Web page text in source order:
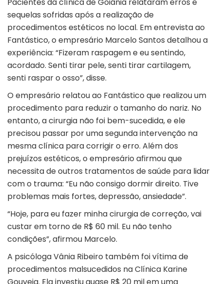
Pacientes da clínica deGoiânia relataram erros e
sequelas sofridas após a realização de
procedimentos estéticos no local. Em entrevista ao
Fantástico, o empresário Marcelo Santos detalhou a
experiência: “Fizeram raspagem e eu sentindo,
acordado. Senti tirar pele, senti tirar cartilagem,
senti raspar o osso”, disse.
O empresário relatou ao Fantástico que realizou um
procedimento para reduzir o tamanho do nariz. No
entanto, a cirurgia não foi bem-sucedida, e ele
precisou passar por uma segunda intervenção na
mesma clínica para corrigir o erro. Além dos
prejuízos estéticos, o empresário afirmou que
necessita de outros tratamentos de saúde para lidar
com o trauma: “Eu não consigo dormir direito. Tive
problemas mais fortes, depressão, ansiedade”.
“Hoje, para eu fazer minha cirurgia de correção, vai
custar em torno de R$ 60 mil. Eu não tenho
condições”, afirmou Marcelo.
A psicóloga Vânia Ribeiro também foi vítima de
procedimentos malsucedidos na Clínica Karine